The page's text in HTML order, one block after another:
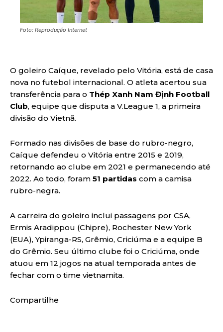
Foto: Reprodução Internet
O goleiro Caíque, revelado pelo Vitória, está de casa
nova no futebol internacional. O atleta acertou sua
transferência para o Thép Xanh Nam Định Football
Club, equipe que disputa a V.League 1, a primeira
divisão do Vietnã.
Formado nas divisões de base do rubro-negro,
Caíque defendeu o Vitória entre 2015 e 2019,
retornando ao clube em 2021 e permanecendo até
2022. Ao todo, foram 51 partidas com a camisa
rubro-negra.
A carreira do goleiro inclui passagens por CSA,
Ermis Aradippou (Chipre), Rochester New York
(EUA), Ypiranga-RS, Grêmio, Criciúma e a equipe B
do Grêmio. Seu último clube foi o Criciúma, onde
atuou em 12 jogos na atual temporada antes de
fechar com o time vietnamita.
Compartilhe